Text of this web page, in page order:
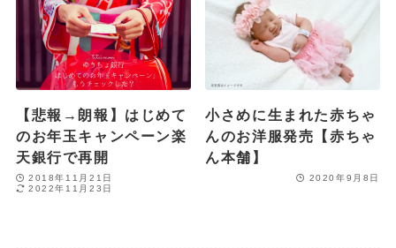
【悲報→朗報】はじめて
のお年玉キャンペーン楽
天銀行で再開
2018年11月21日
2022年11月23日
小さめに生まれた赤ちゃ
んのお洋服発売【赤ちゃ
ん本舗】
2020年9月8日